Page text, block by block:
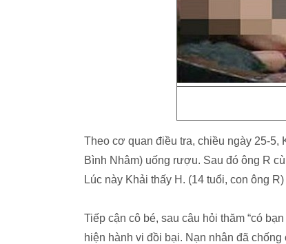
Theo cơ quan điều tra, chiều ngày 25-
Bình Nhâm) uống rượu. Sau đó ông R
Lúc này Khải thấy H. (14 tuổi, con ông
Tiếp cận cô bé, sau câu hỏi thăm “có
hiện hành vi đồi bại. Nạn nhân đã